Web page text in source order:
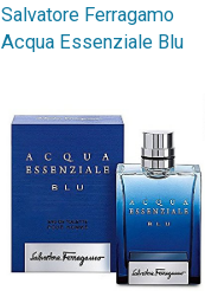
Salvatore Ferragamo
Acqua Essenziale Blu​